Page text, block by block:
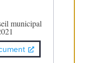
municipal